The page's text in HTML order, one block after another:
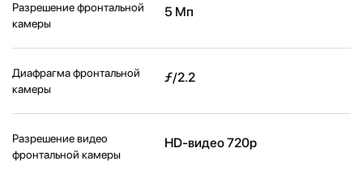
Разрешение фронтальной
камеры
5 Мп
Диафрагма фронтальной
камеры
ƒ/2.2
Разрешение видео
фронтальной камеры
HD-видео 720p